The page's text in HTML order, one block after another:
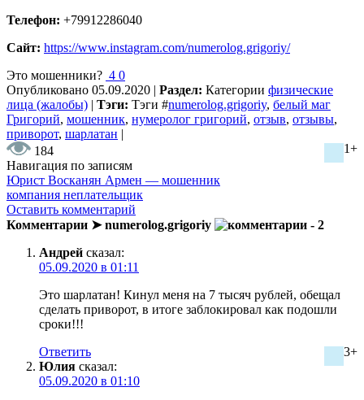
Телефон: +79912286040
Сайт: https://www.instagram.com/numerolog.grigoriy/
Это мошенники? 4 0
Опубликовано 05.09.2020 | Раздел: Категории физические
лица (жалобы) | Тэги: Тэги #numerolog.grigoriy, белый маг
Григорий, мошенник, нумеролог григорий, отзыв, отзывы,
приворот, шарлатан |
184
1+
Навигация по записям
Юрист Восканян Армен — мошенник
компания неплательщик
Оставить комментарий
Комментарии ➤ numerolog.grigoriy
- 2
Андрей сказал:
05.09.2020 в 01:11
Это шарлатан! Кинул меня на 7 тысяч рублей, обещал
сделать приворот, в итоге заблокировал как подошли
сроки!!!
3+
Ответить
Юлия сказал:
05.09.2020 в 01:10